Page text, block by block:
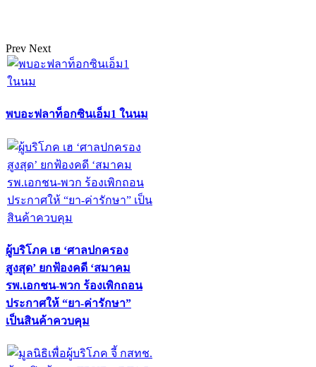
Prev Next
พบอะฟลาท็อกซินเอ็ม1 ในนม
ผู้บริโภค เฮ ‘ศาลปกครอง
สูงสุด’ ยกฟ้องคดี ‘สมาคม
รพ.เอกชน-พวก ร้องเพิกถอน
ประกาศให้ “ยา-ค่ารักษา”
เป็นสินค้าควบคุม